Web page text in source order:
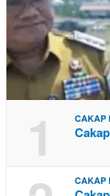
1 CAKAP
CAKAP